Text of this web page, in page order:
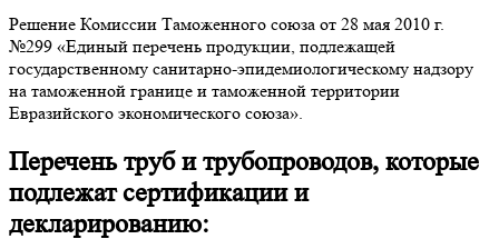
Решение Комиссии Таможенного союза от 28 мая 2010 г.
№299 «Единый перечень продукции, подлежащей
государственному санитарно-эпидемиологическому надзору
на таможенной границе и таможенной территории
Евразийского экономического союза».
Перечень труб и трубопроводов, которые
подлежат сертификации и
декларированию: